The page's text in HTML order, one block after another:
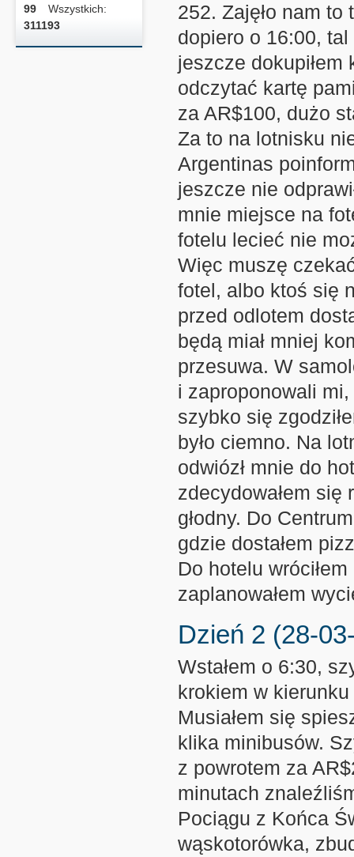
99
Wszystkich:
311193
252. Zajęło nam
dopiero o 16:00,
jeszcze dokupiłem
odczytać kartę
za AR$100, dużo
Za to na lotnisku
Argentinas
jeszcze nie
mnie miejsce na
fotelu lecieć nie
Więc muszę
fotel, albo ktoś się
przed odlotem
będą miał mniej
przesuwa. W
i zaproponowali
szybko się
było ciemno. Na
odwiózł mnie do
zdecydowałem się
głodny. Do
gdzie dostałem
Do hotelu
zaplanowałem
Dzień 2 (28-
Wstałem o 6:30,
krokiem w
Musiałem się
klika minibusów.
z powrotem za
minutach
Pociągu z Końca
wąskotorówka,